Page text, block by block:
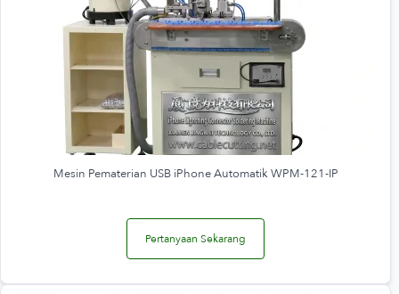
Mesin Pematerian USB iPhone Automatik WPM-121-IP
Pertanyaan Sekarang